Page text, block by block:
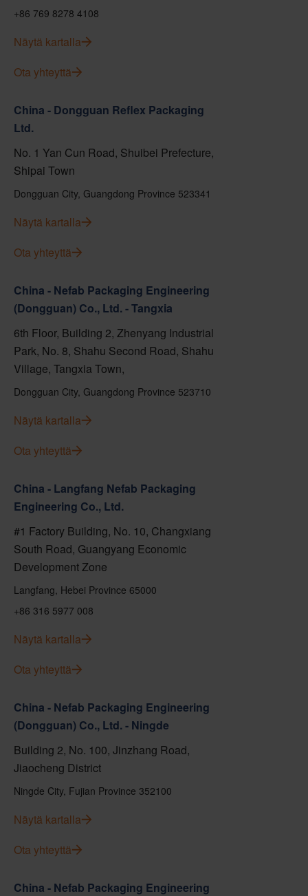
+86 769 8278 4108
Näytä kartalla
Ota yhteyttä
China - Dongguan Reflex Packaging
Ltd.
No. 1 Yan Cun Road, Shuibei Prefecture,
Shipai Town
Dongguan City, Guangdong Province 523341
Näytä kartalla
Ota yhteyttä
China - Nefab Packaging Engineering
(Dongguan) Co., Ltd. - Tangxia
6th Floor, Building 2, Zhenyang Industrial
Park, No. 8, Shahu Second Road, Shahu
Village, Tangxia Town,
Dongguan City, Guangdong Province 523710
Näytä kartalla
Ota yhteyttä
China - Langfang Nefab Packaging
Engineering Co., Ltd.
#1 Factory Building, No. 10, Changxiang
South Road, Guangyang Economic
Development Zone
Langfang, Hebei Province 65000
+86 316 5977 008
Näytä kartalla
Ota yhteyttä
China - Nefab Packaging Engineering
(Dongguan) Co., Ltd. - Ningde
Building 2, No. 100, Jinzhang Road,
Jiaocheng District
Ningde City, Fujian Province 352100
Näytä kartalla
Ota yhteyttä
China - Nefab Packaging Engineering